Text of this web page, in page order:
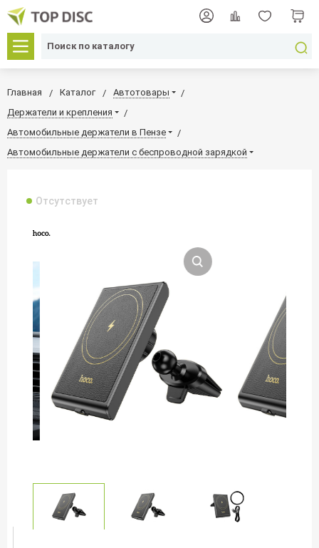
Главная Каталог
Автотовары
Держатели и крепления
Автомобильные держатели в Пензе
Автомобильные держатели с беспроводной зарядкой
Отсутствует